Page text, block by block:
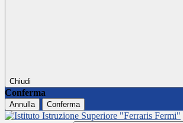
Chiudi
Conferma
Annulla Conferma